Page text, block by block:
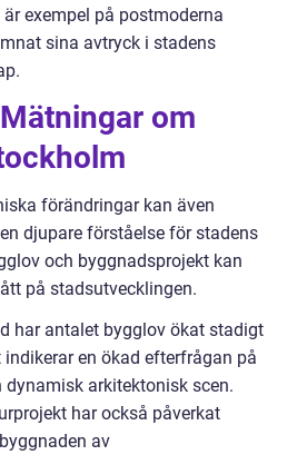
exempel på postmoderna
sina avtryck i stadens
om
förändringar kan även
djupare förståelse för stadens
och byggnadsprojekt kan
på stadsutvecklingen.
har antalet bygglov ökat stadigt
indikerar en ökad efterfrågan på
dynamisk arkitektonisk scen.
har också påverkat
av